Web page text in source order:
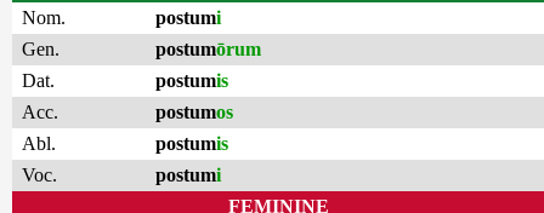
Nom.
postumi
Gen.
postumōrum
Dat.
postumis
Acc.
postumos
Abl.
postumis
Voc.
postumi
FEMININE